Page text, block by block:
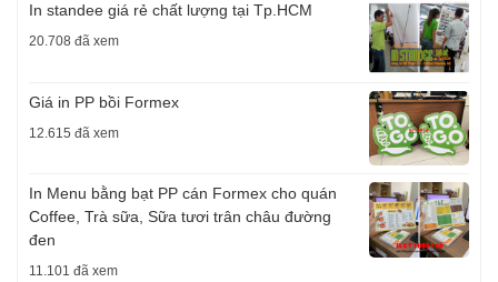
In standee giá rẻ chất lượng tại Tp.HCM
20.708 đã xem
Giá in PP bồi Formex
12.615 đã xem
In Menu bằng bạt PP cán Formex cho quán
Coffee, Trà sữa, Sữa tươi trân châu đường
đen
11.101 đã xem